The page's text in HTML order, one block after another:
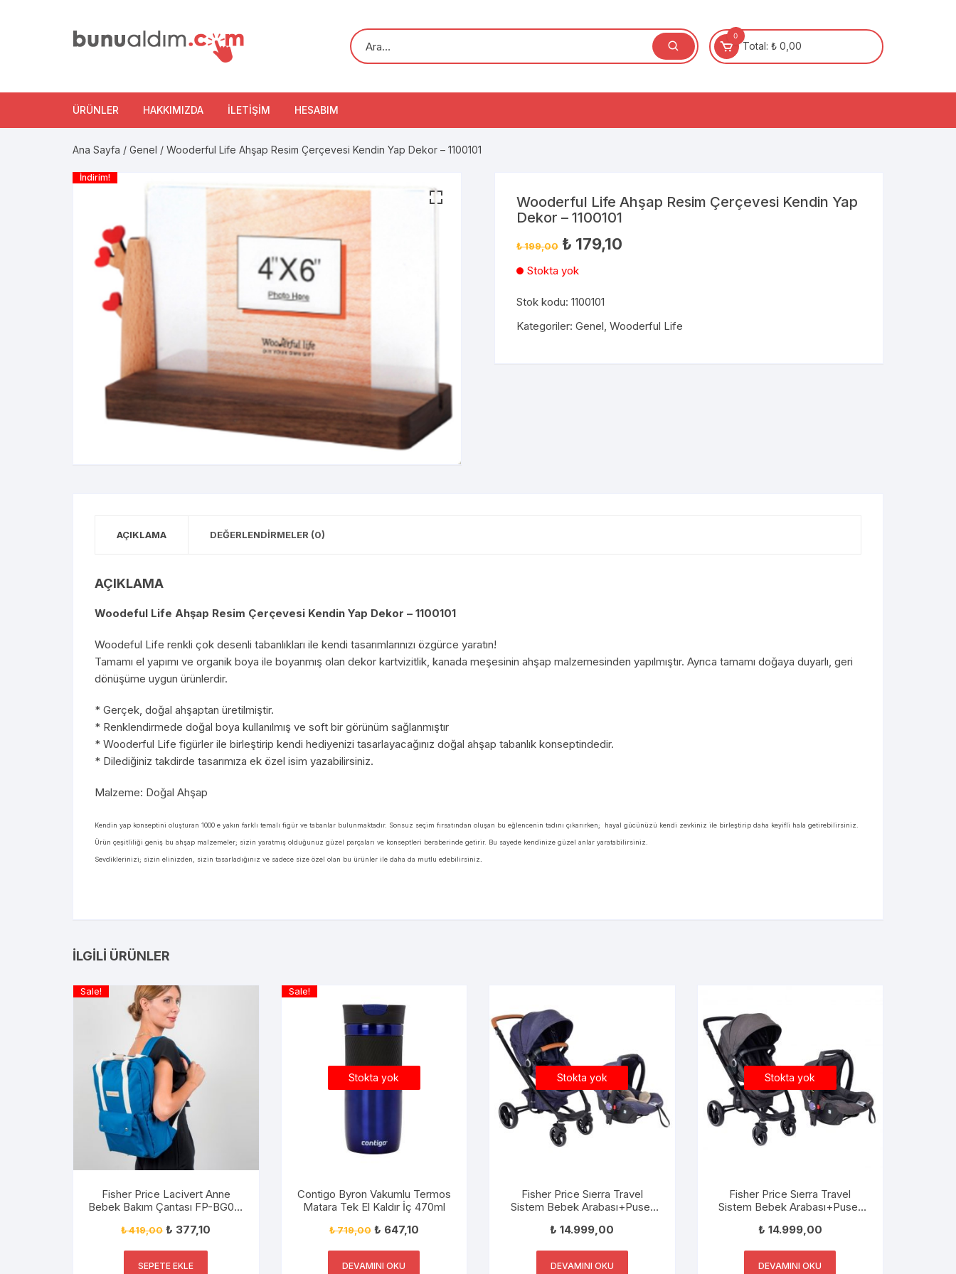
0
Total: ₺0,00
ÜRÜNLER
Contigo
Wooderful Life
HAKKIMIZDA İLETIŞIM HESABIM
Ana Sayfa / Genel / Wooderful Life Ahşap Resim Çerçevesi Kendin Yap Dekor – 1100101
İndirim!
Wooderful Life Ahşap Resim Çerçevesi Kendin Yap
Dekor – 1100101
₺199,00 ₺ 179,10
Stokta yok
Stok kodu: 1100101
Kategoriler: Genel, Wooderful Life
AÇIKLAMA DEĞERLENDIRMELER (0)
AÇIKLAMA
Woodeful Life Ahşap Resim Çerçevesi Kendin Yap Dekor – 1100101
Woodeful Life renkli çok desenli tabanlıkları ile kendi tasarımlarınızı özgürce yaratın!
Tamamı el yapımı ve organik boya ile boyanmış olan dekor kartvizitlik, kanada meşesinin ahşap malzemesinden yapılmıştır. Ayrıca tamamı doğaya duyarlı, geri
dönüşüme uygun ürünlerdir.
* Gerçek, doğal ahşaptan üretilmiştir.
* Renklendirmede doğal boya kullanılmış ve soft bir görünüm sağlanmıştır
* Wooderful Life figürler ile birleştirip kendi hediyenizi tasarlayacağınız doğal ahşap tabanlık konseptindedir.
* Dilediğiniz takdirde tasarımıza ek özel isim yazabilirsiniz.
Malzeme: Doğal Ahşap
Kendin yap konseptini oluşturan 1000 e yakın farklı temalı figür ve tabanlar bulunmaktadır. Sonsuz seçim fırsatından oluşan bu eğlencenin tadını çıkarırken; hayal gücünüzü kendi zevkiniz ile birleştirip daha keyifli hala getirebilirsiniz.
Ürün çeşitliliği geniş bu ahşap malzemeler; sizin yaratmış olduğunuz güzel parçaları ve konseptleri beraberinde getirir. Bu sayede kendinize güzel anlar yaratabilirsiniz.
Sevdiklerinizi; sizin elinizden, sizin tasarladığınız ve sadece size özel olan bu ürünler ile daha da mutlu edebilirsiniz
İLGILI ÜRÜNLER
Sale!
Fisher Price Lacivert Anne
Bebek Bakım Çantası FP-BG051
₺419,00 ₺ 377,10
SEPETE EKLE
Stokta yok
Sale!
Contigo Byron Vakumlu Termos
Matara Tek El Kaldır İç 470ml
₺719,00 ₺ 647,10
DEVAMINI OKU
Stokta yok
Fisher Price Sıerra Travel
Sistem Bebek Arabası+Puset
₺ 14.999,00
DEVAMINI OKU
Stokta yok
Fisher Price Sıerra Travel
Sistem Bebek Arabası+Puset
₺ 14.999,00
DEVAMINI OKU